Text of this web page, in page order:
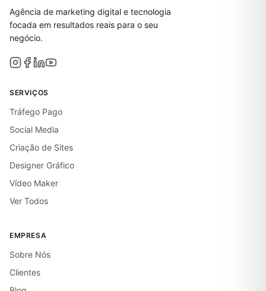
Agência de marketing digital e tecnologia
focada em resultados reais para o seu
negócio.
SERVIÇOS
Tráfego Pago
Social Media
Criação de Sites
Designer Gráfico
Vídeo Maker
Ver Todos
EMPRESA
Sobre Nós
Clientes